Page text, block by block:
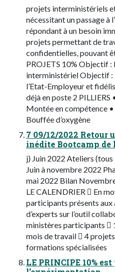
projets interministériels
nécessitant un passage à
répondant à un besoin
projets permettant de
confidentielles, pouvant
PROJETS 10% Objectif
interministériel Objectif :
l’Etat-Employeur et
déjà en poste 2 PILLIERS
Montée en compétence
Bouffée d’oxygène
7 09/12/2022 Retour
inédite Bootcamp de
j) Juin 2022 Ateliers
Juin à novembre 2022
mai 2022 Bilan
LE CALENDRIER  En
participants présents
d’experts sur l’outil
ministères participants 
mois de travail  4
formations spécialisées
LE PRINCIPE 10%